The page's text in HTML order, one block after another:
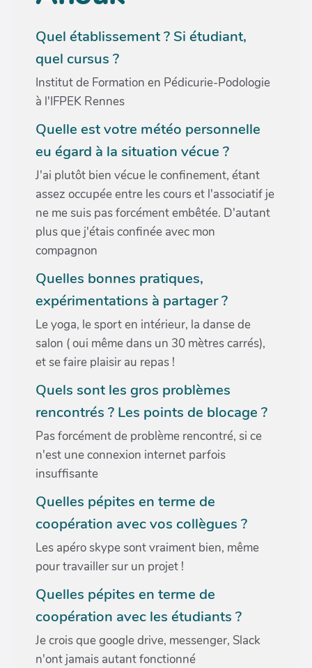
Quel établissement ? Si étudiant,
quel cursus ?
Institut de Formation en Pédicurie-Podologie
à l'IFPEK Rennes
Quelle est votre météo personnelle
eu égard à la situation vécue ?
J'ai plutôt bien vécue le confinement, étant
assez occupée entre les cours et l'associatif je
ne me suis pas forcément embêtée. D'autant
plus que j'étais confinée avec mon
compagnon
Quelles bonnes pratiques,
expérimentations à partager ?
Le yoga, le sport en intérieur, la danse de
salon ( oui même dans un 30 mètres carrés),
et se faire plaisir au repas !
Quels sont les gros problèmes
rencontrés ? Les points de blocage ?
Pas forcément de problème rencontré, si ce
n'est une connexion internet parfois
insuffisante
Quelles pépites en terme de
coopération avec vos collègues ?
Les apéro skype sont vraiment bien, même
pour travailler sur un projet !
Quelles pépites en terme de
coopération avec les étudiants ?
Je crois que google drive, messenger, Slack
n'ont jamais autant fonctionné